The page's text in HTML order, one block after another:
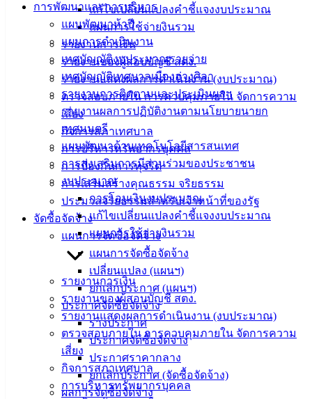
แก้ไขเปลี่ยนแปลงคำชี้แจงงบประมาณ
แผนการใช้จ่ายงินรวม
รายงานการเงิน
รายงานของผู้สอบบัญชี สตง.
รายงานแสดงผลการดำเนินงาน (งบประมาณ)
ตรวจสอบภายใน การควบคุมภายใน จัดการความ
เสี่ยง
กิจการสภาเทศบาล
การบริหารทรัพยากรบุคคล
การป้องกันการทุจริต
การเสริมสร้างคุณธรรม จริยธรรม
ประมวลจริยธรรมสำหรับเจ้าหน้าที่ของรัฐ
จัดซื้อจัดจ้าง
แผนการจัดซื้อจัดจ้าง
แผนการจัดซื้อจัดจ้าง
เปลี่ยนแปลง (แผนฯ)
ยกเลิกประกาศ (แผนฯ)
ประกาศจัดซื้อจัดจ้าง
ร่างประกาศ
ประกาศจัดซื้อจัดจ้าง
ประกาศราคากลาง
ยกเลิกประกาศ (จัดซื้อจัดจ้าง)
ผลการจัดซื้อจัดจ้าง
การพัฒนาและการบริหาร
แผนพัฒนาห้าปี
แผนการดำเนินงาน
เทศบัญญัติงบประมาณรายจ่าย
เทศบัญญัติเทศบาลเมืองอ่างศิลา
รายงานการติดตามและประเมินผลฯ
รายงานผลการปฏิบัติงานตามนโยบายนายก
เทศมนตรี
แผนพัฒนาด้านเทคโนโลยีสารสนเทศ
การส่งเสริมการมีส่วนร่วมของประชาชน
งบประมาณ
การโอนเงินงบประมาณ
แก้ไขเปลี่ยนแปลงคำชี้แจงงบประมาณ
แผนการใช้จ่ายงินรวม
รายงานการเงิน
รายงานของผู้สอบบัญชี สตง.
รายงานแสดงผลการดำเนินงาน (งบประมาณ)
ตรวจสอบภายใน การควบคุมภายใน จัดการความ
เสี่ยง
กิจการสภาเทศบาล
การบริหารทรัพยากรบุคคล
คู่มือ
สำหรับ
ประชาชน/
คู่มือการ
ปฏิบัติ
งาน
ข่าวสาร
น่ารู้
ศุนย์
ข้อมูล
ข่าวสาร
อิเล็กทรอนิกส์
องค์
ความรู้
(Knowledge
Management)
เทศบาล
สายตรง
นายก